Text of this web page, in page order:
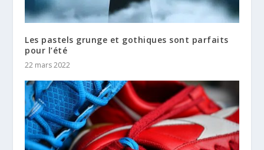
Les pastels grunge et gothiques sont parfaits
pour l’été
22 mars 2022